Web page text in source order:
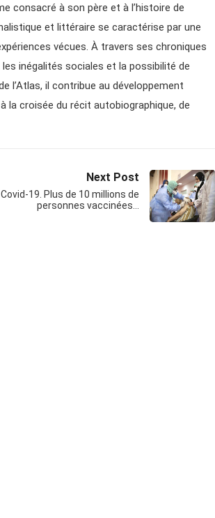
consacré à son père et à l’histoire de
et littéraire se caractérise par une
vécues. À travers ses chroniques
inégalités sociales et la possibilité de
l’Atlas, il contribue au développement
la croisée du récit autobiographique, de
Next Post
Covid-19. Plus de 10 millions de
personnes vaccinées…